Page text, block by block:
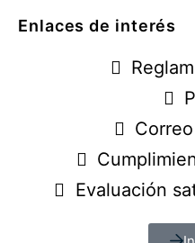
Enlaces de interés
Evaluación